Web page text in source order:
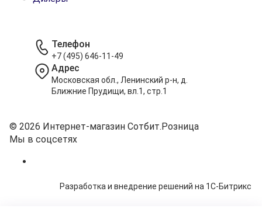
Телефон
+7 (495) 646-11-49
Адрес
Московская обл., Ленинский р-н, д.
Ближние Прудищи, вл.1, стр.1
© 2026 Интернет-магазин Сотбит.Розница
Мы в соцсетях
Разработка и внедрение решений на 1С-Битрикс